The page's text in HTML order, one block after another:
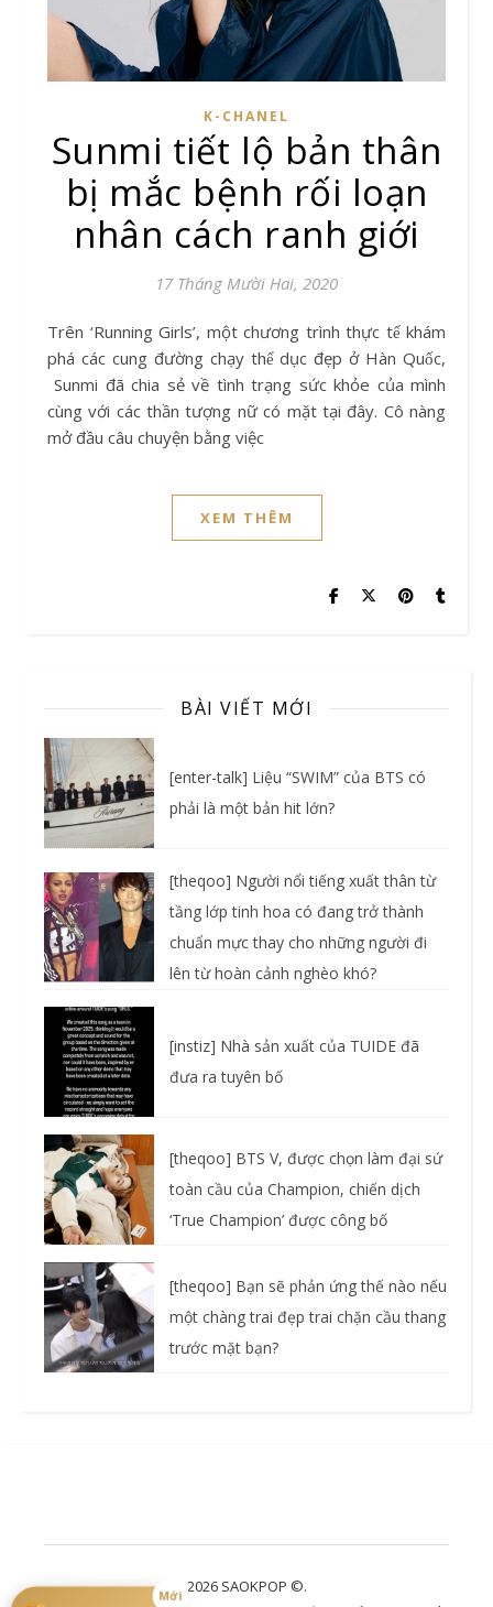
K-CHANEL
Sunmi tiết lộ bản thân
bị mắc bệnh rối loạn
nhân cách ranh giới
17 Tháng Mười Hai, 2020
Trên ‘Running Girls’, một chương trình thực tế khám
phá các cung đường chạy thể dục đẹp ở Hàn Quốc,
Sunmi đã chia sẻ về tình trạng sức khỏe của mình
cùng với các thần tượng nữ có mặt tại đây. Cô nàng
mở đầu câu chuyện bằng việc
XEM THÊM
BÀI VIẾT MỚI
[enter-talk] Liệu “SWIM” của BTS có
phải là một bản hit lớn?
[theqoo] Người nổi tiếng xuất thân từ
tầng lớp tinh hoa có đang trở thành
chuẩn mực thay cho những người đi
lên từ hoàn cảnh nghèo khó?
[instiz] Nhà sản xuất của TUIDE đã
đưa ra tuyên bố
[theqoo] BTS V, được chọn làm đại sứ
toàn cầu của Champion, chiến dịch
‘True Champion’ được công bố
[theqoo] Bạn sẽ phản ứng thế nào nếu
một chàng trai đẹp trai chặn cầu thang
trước mặt bạn?
Mới
2026 SAOKPOP ©.